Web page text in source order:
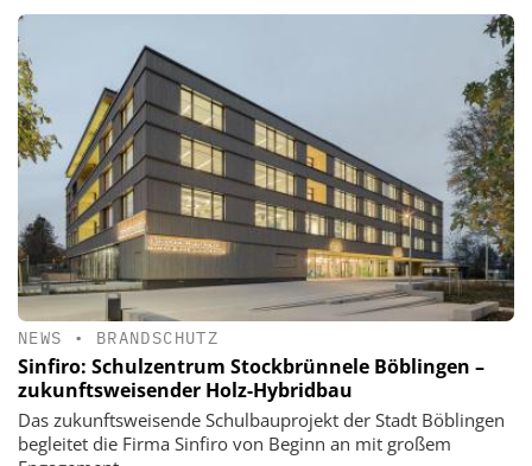
NEWS • BRANDSCHUTZ
Sinfiro: Schulzentrum Stockbrünnele Böblingen –
zukunftsweisender Holz-Hybridbau
Das zukunftsweisende Schulbauprojekt der Stadt Böblingen
begleitet die Firma Sinfiro von Beginn an mit großem